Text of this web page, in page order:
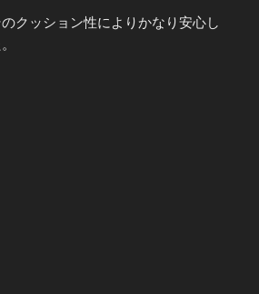
クッション性によりかなり安心し